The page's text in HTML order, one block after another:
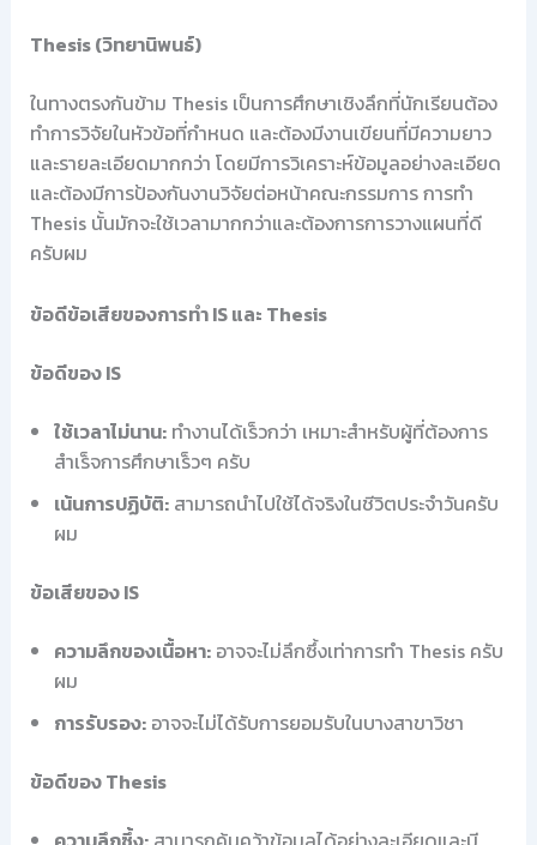
Thesis (วิทยานิพนธ์)
ในทางตรงกันข้าม Thesis เป็นการศึกษาเชิงลึกที่นักเรียนต้อง
ทำการวิจัยในหัวข้อที่กำหนด และต้องมีงานเขียนที่มีความยาว
และรายละเอียดมากกว่า โดยมีการวิเคราะห์ข้อมูลอย่างละเอียด
และต้องมีการป้องกันงานวิจัยต่อหน้าคณะกรรมการ การทำ
Thesis นั้นมักจะใช้เวลามากกว่าและต้องการการวางแผนที่ดี
ครับผม
ข้อดีข้อเสียของการทำ IS และ Thesis
ข้อดีของ IS
ใช้เวลาไม่นาน:ทำงานได้เร็วกว่า เหมาะสำหรับผู้ที่ต้องการ
สำเร็จการศึกษาเร็วๆ ครับ
เน้นการปฏิบัติ:สามารถนำไปใช้ได้จริงในชีวิตประจำวันครับ
ผม
ข้อเสียของ IS
ความลึกของเนื้อหา:อาจจะไม่ลึกซึ้งเท่าการทำ Thesis ครับ
ผม
การรับรอง:อาจจะไม่ได้รับการยอมรับในบางสาขาวิชา
ข้อดีของ Thesis